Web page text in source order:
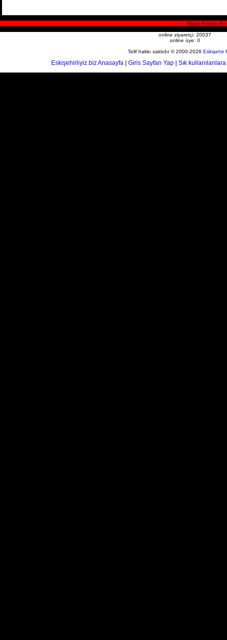
Siyah Kırmızı
online ziyaretçi: 20037
online üye: 0
Telif hakkı saklıdır © 2000-2026 Eskişehir
Eskişehirliyiz.biz Anasayfa| Giris Sayfan Yap| Sık